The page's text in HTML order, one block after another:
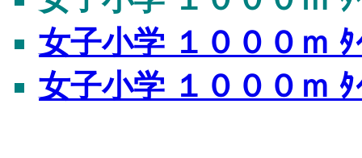
女子小学 １０００ｍ ﾀ
女子小学 １０００ｍ